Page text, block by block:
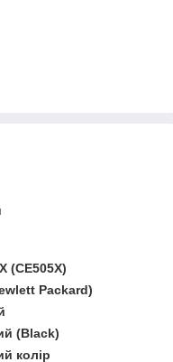
(CE505X)
Packard)
(Black)
колір